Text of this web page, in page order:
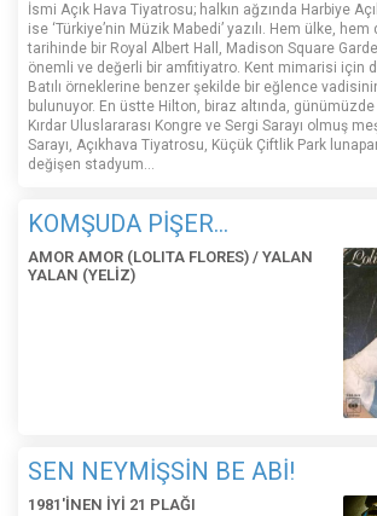
İsmi Açık Hava Tiyatrosu; halkın ağzında Harbiye
ise ‘Türkiye’nin Müzik Mabedi’ yazılı. Hem ülke,
tarihinde bir Royal Albert Hall, Madison Square
önemli ve değerli bir amfitiyatro. Kent mimarisi için
Batılı örneklerine benzer şekilde bir eğlence
bulunuyor. En üstte Hilton, biraz altında, günümüzde
Kırdar Uluslararası Kongre ve Sergi Sarayı olmuş
Sarayı, Açıkhava Tiyatrosu, Küçük Çiftlik Park
değişen stadyum…
KOMŞUDA PİŞER...
AMOR AMOR (LOLITA FLORES) / YALAN
YALAN (YELİZ)
SEN NEYMİŞSİN BE ABİ!
1981'İNEN İYİ 21 PLAĞI